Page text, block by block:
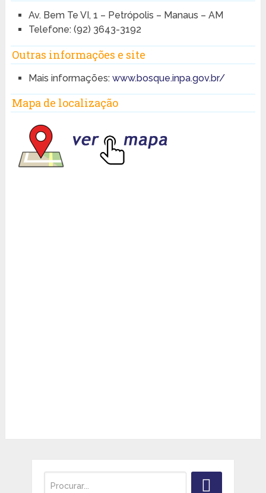
Av. Bem Te VI, 1 – Petrópolis – Manaus – AM
Telefone: (92) 3643-3192
Outras informações e site
Mais informações: www.bosque.inpa.gov.br/
Mapa de localização